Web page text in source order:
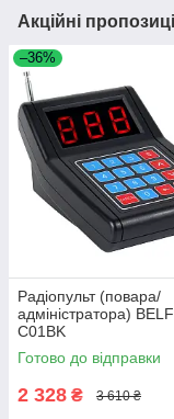
Акційні
–36%
Радіопульт (повара/
адміністратора)
C01BK
Готово до відправки
2 328 ₴ 3 610 ₴